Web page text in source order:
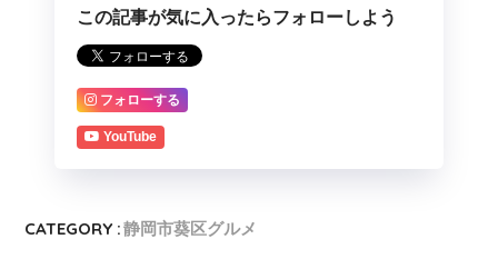
この記事が気に入ったらフォローしよう
フォローする
YouTube
CATEGORY :静岡市葵区グルメ